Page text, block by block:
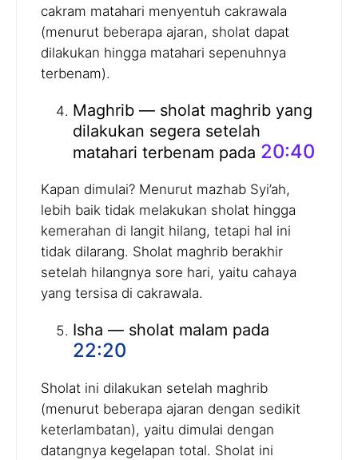
cakram matahari menyentuh cakrawala
(menurut beberapa ajaran, sholat dapat
dilakukan hingga matahari sepenuhnya
terbenam).
Maghrib — sholat maghrib yang
dilakukan segera setelah
matahari terbenam pada 20:40
Kapan dimulai? Menurut mazhab Syi’ah,
lebih baik tidak melakukan sholat hingga
kemerahan di langit hilang, tetapi hal ini
tidak dilarang. Sholat maghrib berakhir
setelah hilangnya sore hari, yaitu cahaya
yang tersisa di cakrawala.
Isha — sholat malam pada
22:20
Sholat ini dilakukan setelah maghrib
(menurut beberapa ajaran dengan sedikit
keterlambatan), yaitu dimulai dengan
datangnya kegelapan total. Sholat ini